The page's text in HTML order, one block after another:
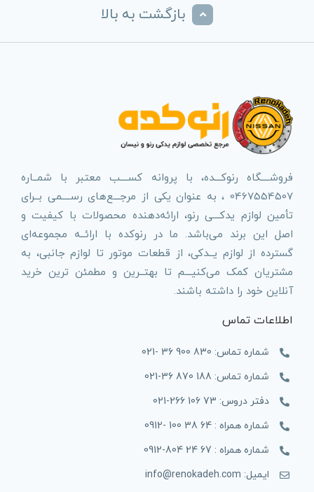
بازگشت به بالا
فروشــــگاه رنوکـــده، با پروانه کســــب معتبر با شمــاره
0467554507 ، به عنوان یکی از مرجـــع‌های رســــمی بــرای
تأمین لوازم یدکـــی رنو، ارائه‌دهنده محصولات با کیفیت و
اصل این برند می‌باشد. ما در رنوکده با ارائــه مجموعه‌ای
گسترده از لوازم یــدکی، از قطعات موتور تا لوازم جانبی، به
مشتریان کمک می‌کنیـــم تا بهتــرین و مطمئن ترین خرید
آنلاین خود را داشته باشند.
اطلاعات تماس
شماره تماس: 830 900 36 -021
شماره تماس: 188 870 36-021
دفتر دروس: 73 106 266-021
شماره همراه : 64 38 100 -0912
شماره همراه : 67 24 804-0912
ایمیل: info@renokadeh.com